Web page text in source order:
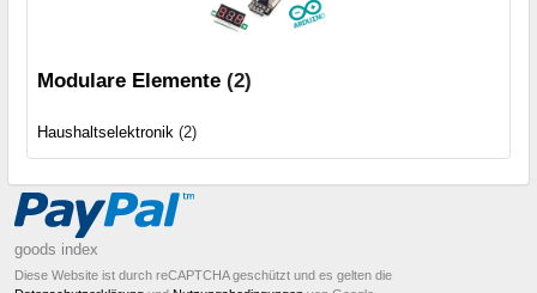
Modulare Elemente (2)
Haushaltselektronik (2)
goods index
Diese Website ist durch reCAPTCHA geschützt und es gelten die